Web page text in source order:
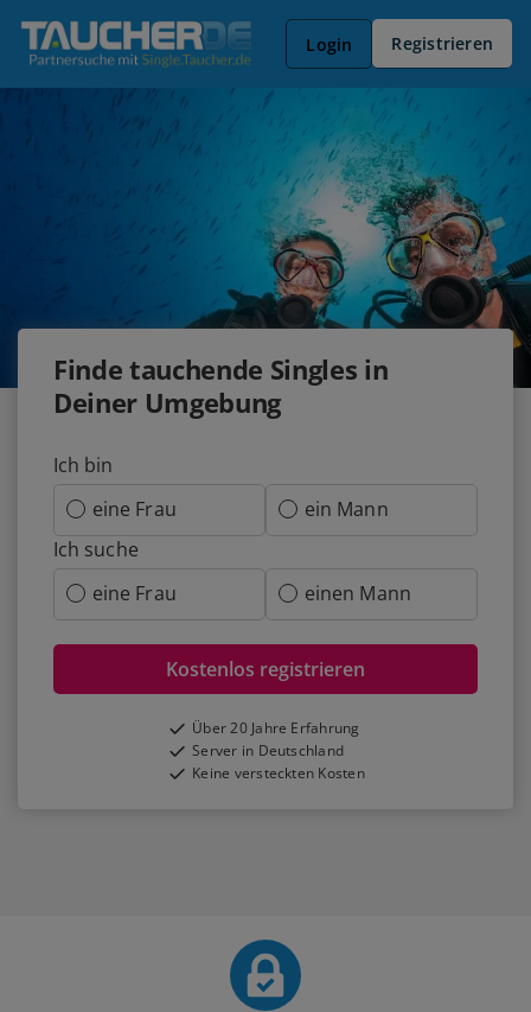
Login Registrieren
Finde tauchende Singles in
Deiner Umgebung
Ich bin
eine Frau
ein Mann
Ich suche
eine Frau
einen Mann
Kostenlos registrieren
Über 20 Jahre Erfahrung
Server in Deutschland
Keine versteckten Kosten